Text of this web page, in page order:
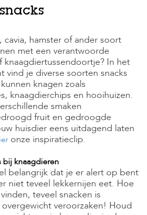
hamster of ander soort
met een verantwoorde
knaagdiertussendoortje? In het
vind je diverse soorten snacks
knagen zoals
knaagdierchips en hooihuizen.
smaken
fruit en gedroogde
huisdier eens uitdagend laten
onze inspiratieclip.
bij knaagdieren
belangrijk dat je er alert op bent
niet teveel lekkernijen eet. Hoe
teveel snacken is
veroorzaken! Houd